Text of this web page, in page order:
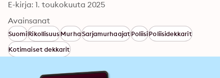
E-kirja: 1. toukokuuta 2025
Avainsanat
SuomiRikollisuusMurhaSarjamurhaajatPoliisiPoliisidekkarit
Kotimaiset dekkarit